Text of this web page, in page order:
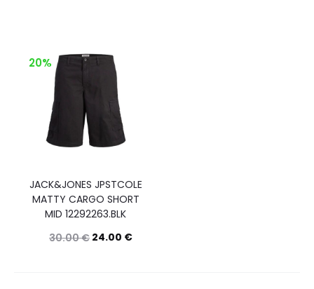
20%
JACK&JONES JPSTCOLE
MATTY CARGO SHORT
MID 12292263.BLK
30.00€ 24.00 €